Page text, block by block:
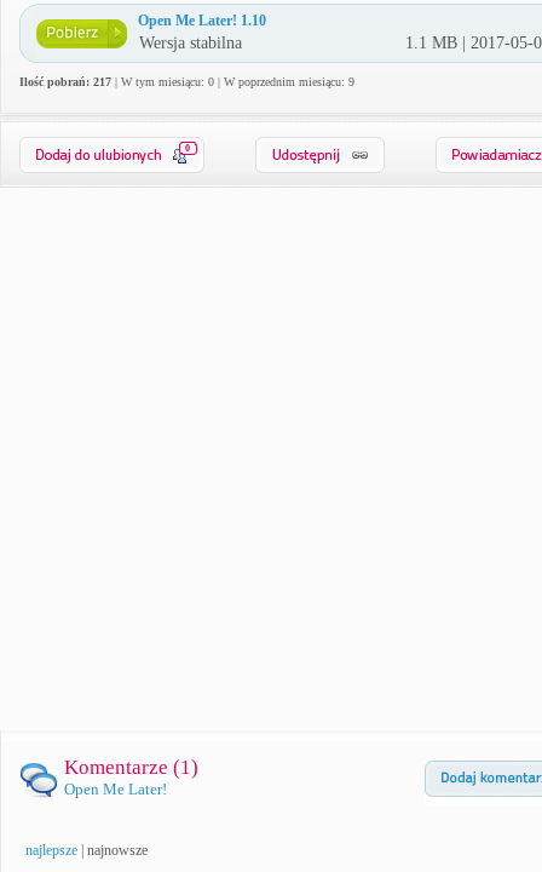
Open Me Later! 1.10
Wersja stabilna 1.1 MB | 2017-05-
Ilość pobrań: 217 | W tym miesiącu: 0 | W poprzednim miesiącu: 9
0
Komentarze (1)
Open Me Later!
najlepsze najnowsze